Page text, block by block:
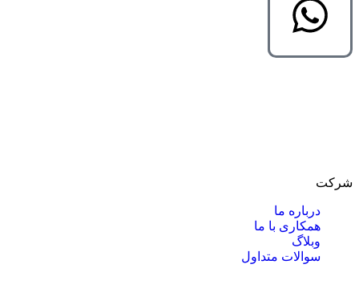
شرکت
درباره ما
همکاری با ما
وبلاگ
سوالات متداول